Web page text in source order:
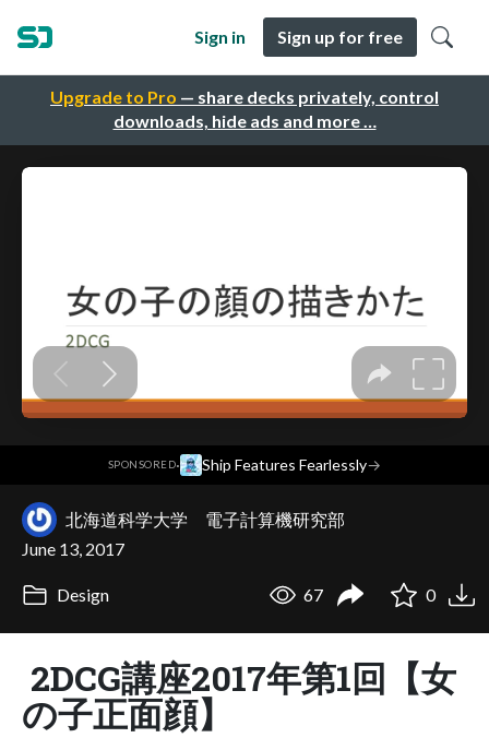
Upgrade to Pro — share decks privately, control
downloads, hide ads and more …
Sign in Sign up for free
SPONSORED· Ship Features Fearlessly→
北海道科学大学 電子計算機研究部
June 13, 2017
Design 67 0
2DCG講座2017年第1回【女
の子正面顔】